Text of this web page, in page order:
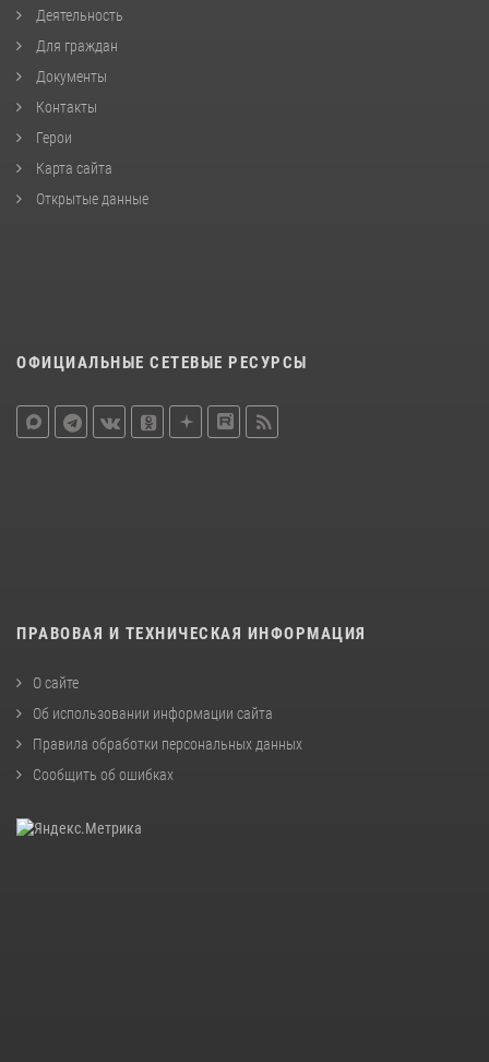
Деятельность
Для граждан
Документы
Контакты
Герои
Карта сайта
Открытые данные
ОФИЦИАЛЬНЫЕ СЕТЕВЫЕ РЕСУРСЫ
ПРАВОВАЯ И ТЕХНИЧЕСКАЯ ИНФОРМАЦИЯ
О сайте
Об использовании информации сайта
Правила обработки персональных данных
Сообщить об ошибках